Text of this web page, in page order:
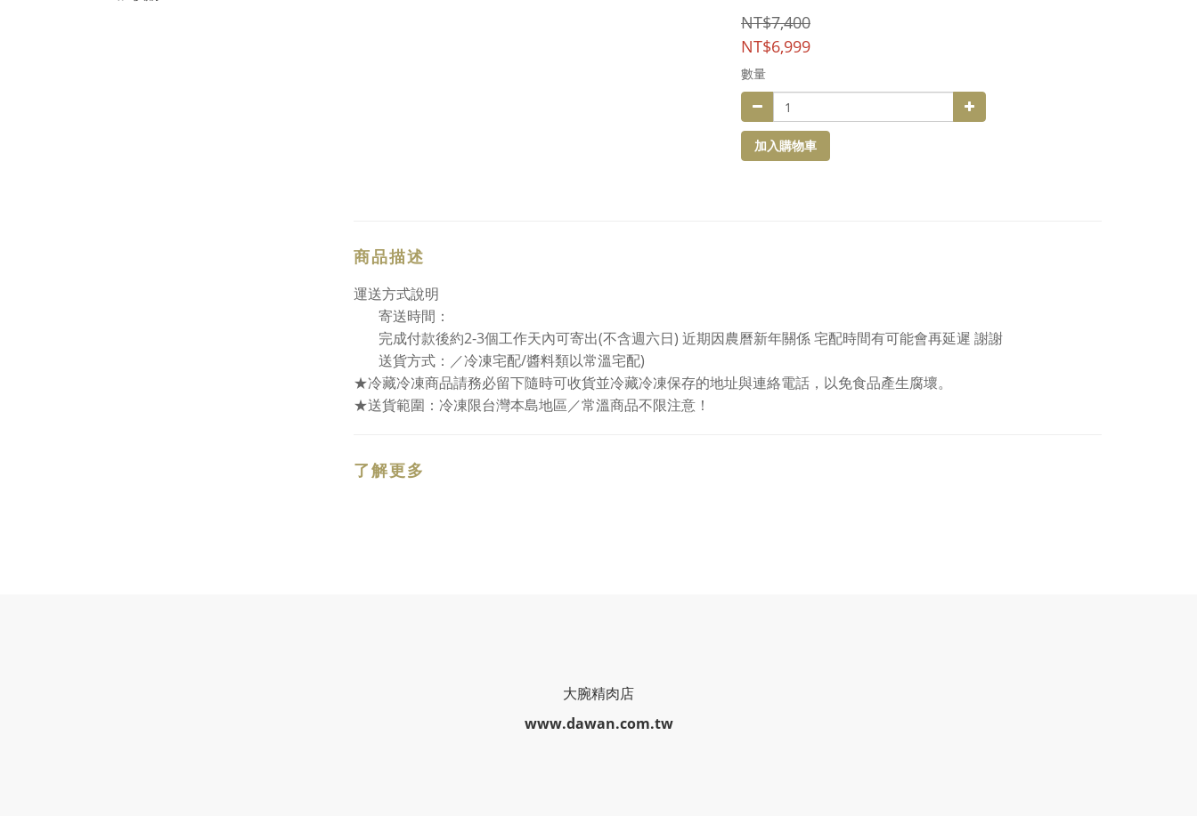
NT$7,400
NT$6,999
數量
加入購物車
商品描述
運送方式說明
寄送時間：
完成付款後約2-3個工作天內可寄出(不含週六日 ) 近期因農曆新年關係 宅配時間有可能會再延遲 謝謝
送貨方式：／冷凍宅配/醬料類以常溫宅配)
★冷藏冷凍商品請務必留下隨時可收貨並冷藏冷凍保存的地址與連絡電話，以免食品產生腐壞。
★送貨範圍：冷凍限台灣本島地區／常溫商品不限注意！
了解更多
大腕精肉店
www.dawan.com.tw